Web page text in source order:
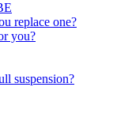
replace one?
you?
suspension?